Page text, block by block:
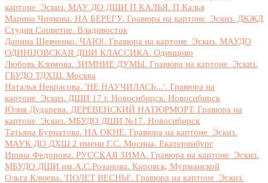
картоне_Эскиз. МАУ ДО ДШИ П КАЛЬЯ. П Калья
Марина Чичкова. НА БЕРЕГУ. Гравюра на картоне_Эскиз. ДКЖД
Студия Соцветие. Владивосток
Дарина Шевченко. ЧАЮ!. Гравюра на картоне_Эскиз. МАУДО
ОДИНЦОВСКАЯ ДШИ КЛАССИКА. Одинцово
Любовь Климова. ЗИМНИЕ ДУМЫ. Гравюра на картоне_Эскиз.
ГБУДО ТДХШ. Москва
Наталья Некрасова. 'НЕ НАУЧИЛАСЬ...'. Гравюра на
картоне_Эскиз. ДШИ 17 г. Новосибирск. Новосибирск
Юлия Дударева. ДЕРЕВЕНСКИЙ НАТЮРМОРТ. Гравюра на
картоне_Эскиз. МБУДО ДШИ №17. Новосибирск
Татьяна Бурнатова. НА ОКНЕ. Гравюра на картоне_Эскиз.
МАУК ДО ДХШ 2 имени Г.С. Мосина. Екатеринбург
Ирина Федорова. РУССКАЯ ЗИМА. Гравюра на картоне_Эскиз.
МБУДО ДШИ им.А.С.Розанова. Кировск, Мурманской
Ольга Клюева. 'ПОЛЕТ ВЕСНЫ'. Гравюра на картоне_Эскиз.